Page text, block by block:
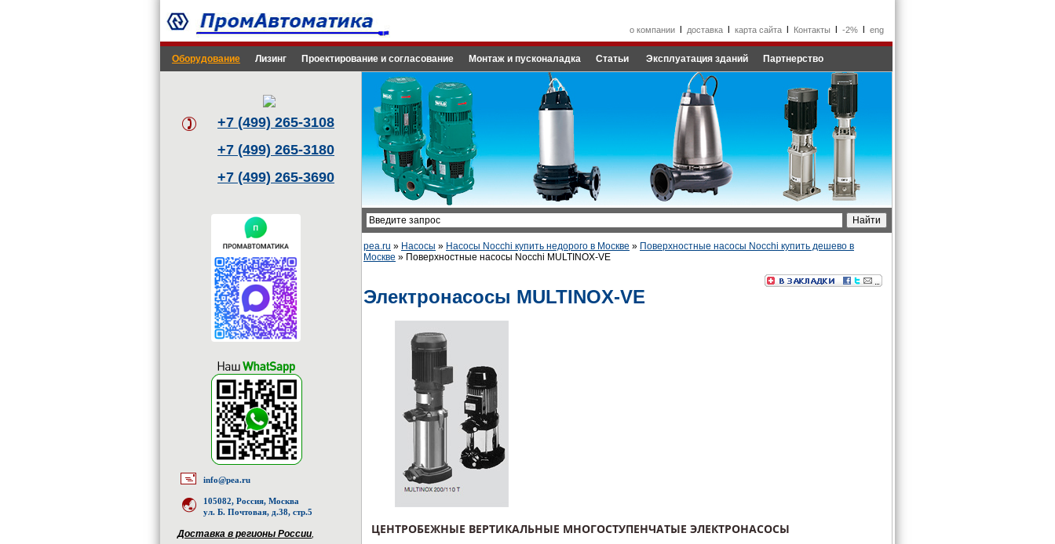
о компании доставка карта сайта Контакты -2% eng
Оборудование Лизинг Проектирование и согласование Монтаж и пусконаладка Статьи Эксплуатация зданий Партнерство
+7 (499) 265-3108
+7 (499) 265-3180
+7 (499) 265-3690
info@pea.ru
105082, Россия, Москва
ул. Б. Почтовая, д.38, стр.5
Доставка в регионы России,
pea.ru » Насосы » Насосы Nocchi купить недорого в Москве » Поверхностные насосы Nocchi купить дешево в
Москве » Поверхностные насосы Nocchi MULTINOX-VE
Электронасосы MULTINOX-VE
ЦЕНТРОБЕЖНЫЕ ВЕРТИКАЛЬНЫЕ МНОГОСТУПЕНЧАТЫЕ ЭЛЕКТРОНАСОСЫ